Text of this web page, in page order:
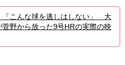
「こんな球を逃しはしない」 大
菅野から放った9号HRの実際の映